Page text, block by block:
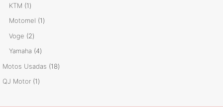
KTM 11
producto
Motomel 11
Voge 22
productos
Yamaha 44
productos
Motos Usadas 1818
QJ Motor 11